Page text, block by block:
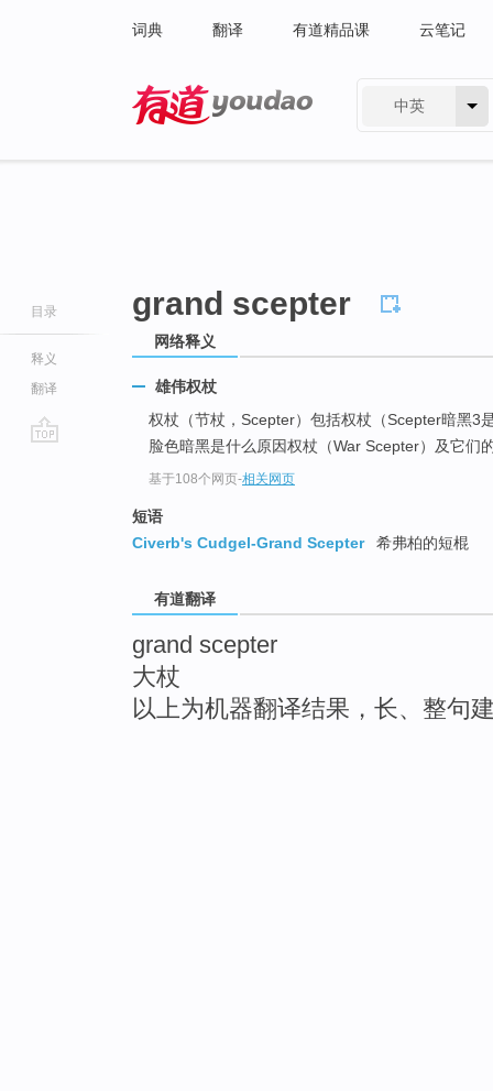
词典 翻译 有道精品课 云笔记
中英
目录
释义
翻译
grand scepter
网络释义
雄伟权杖
权杖（节杖，Scepter）包括权杖（Scepter暗黑3
脸色暗黑是什么原因权杖（War Scepter）及它们
基于108个网页-相关网页
短语
Civerb's Cudgel-Grand Scepter
希弗柏的短棍
有道翻译
grand scepter
大杖
以上为机器翻译结果，长、整句